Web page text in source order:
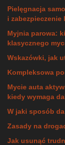
Pielęgnacja
i zabezpieczenie
Myjnia parowa:
klasycznego
Wskazówki, jak
Kompleksowa
Mycie auta
kiedy wymaga
W jaki sposób
Zasady na
Jak usunąć